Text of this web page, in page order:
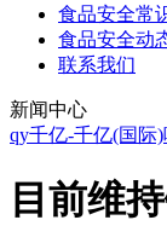
食品安全常
食品安全动
联系我们
新闻中心
qy千亿-千亿(国际
目前维